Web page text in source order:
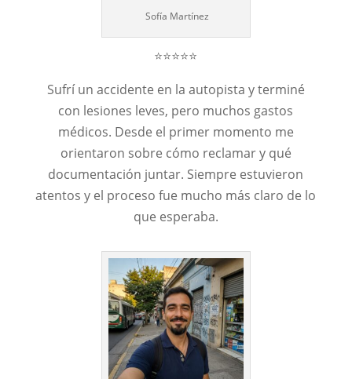
Sofía Martínez
⭐⭐⭐⭐⭐
Sufrí un accidente en la autopista y terminé
con lesiones leves, pero muchos gastos
médicos. Desde el primer momento me
orientaron sobre cómo reclamar y qué
documentación juntar. Siempre estuvieron
atentos y el proceso fue mucho más claro de lo
que esperaba.